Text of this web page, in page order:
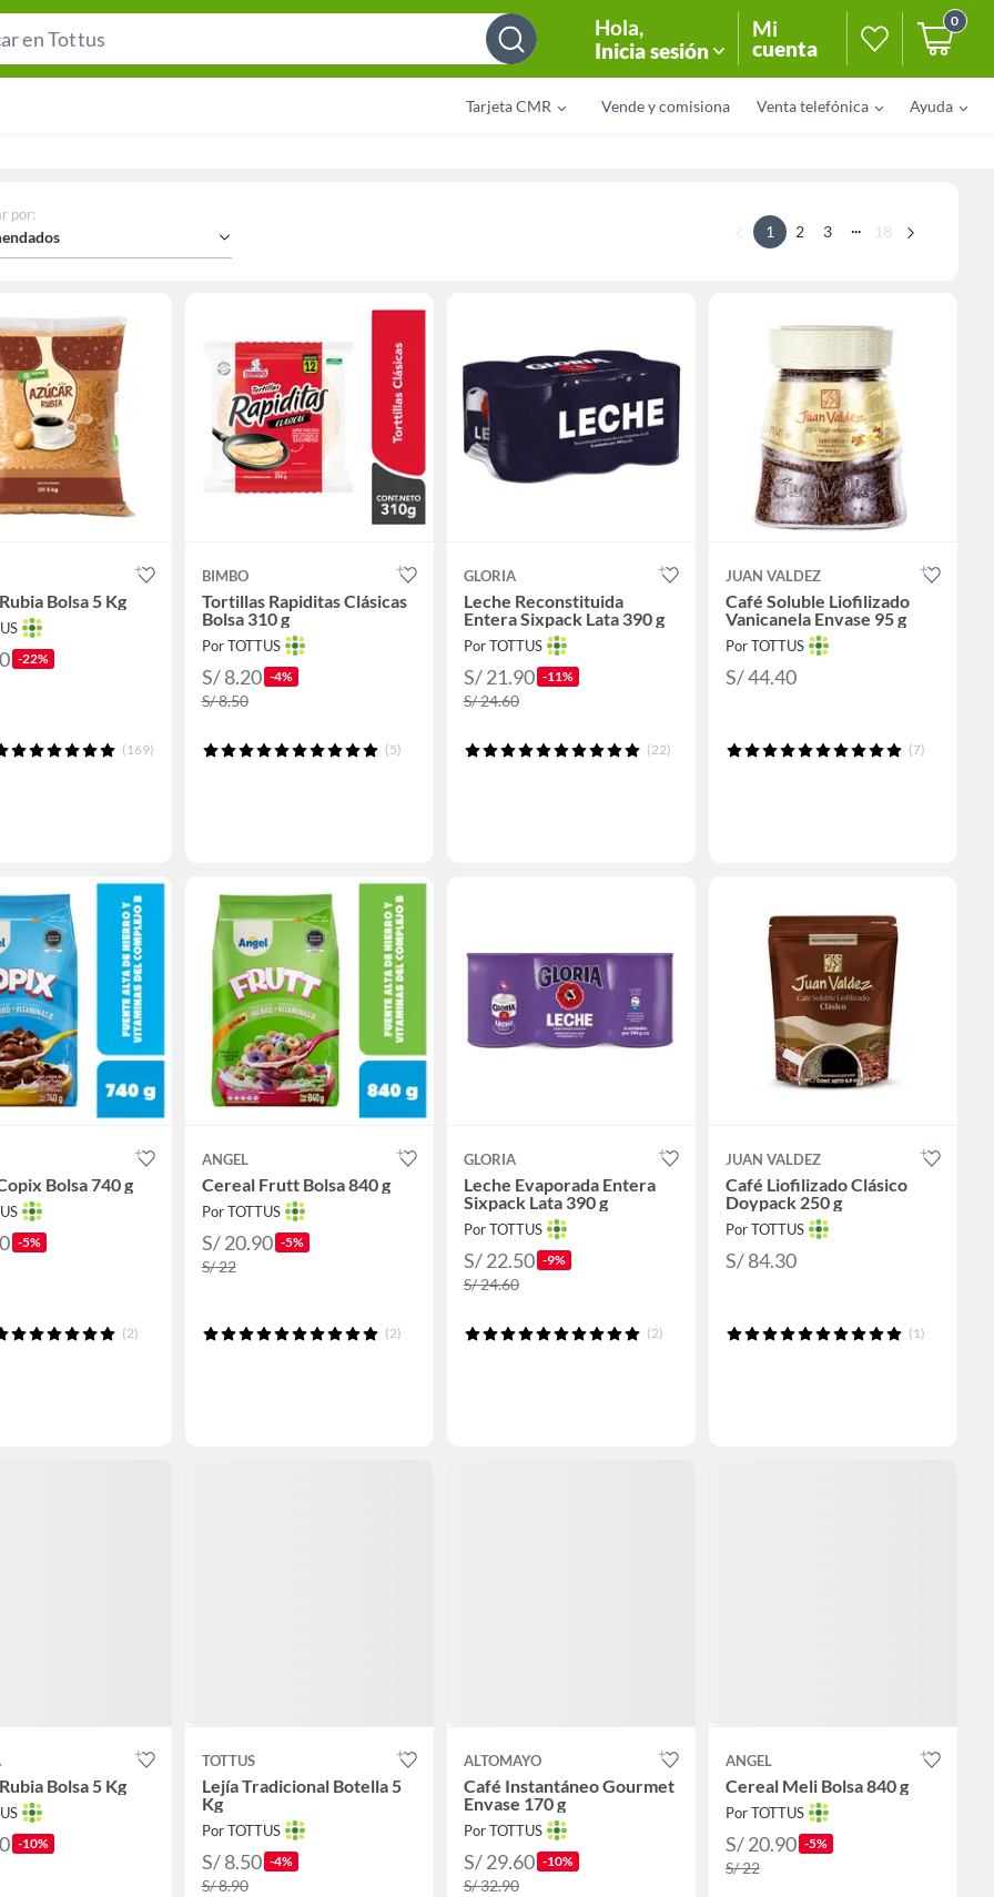
Bar
Hola,
Inicia sesión
Mi
cuenta
0
Tarjeta CMR Vende y comisiona Venta telefónica Ayuda
por:
1 2 3 ... 18
Bolsa 5 Kg
-22%
(169)
BIMBO
Tortillas Rapiditas Clásicas
Bolsa 310 g
Por TOTTUS
S/ 8.20 -4%
S/ 8.50
(5)
GLORIA
Leche Reconstituida
Entera Sixpack Lata 390 g
Por TOTTUS
S/ 21.90 -11%
S/ 24.60
(22)
JUAN VALDEZ
Café Soluble Liofilizado
Vanicanela Envase 95 g
Por TOTTUS
S/ 44.40
(7)
Bolsa 740 g
-5%
(2)
ANGEL
Cereal Frutt Bolsa 840 g
Por TOTTUS
S/ 20.90 -5%
S/ 22
(2)
GLORIA
Leche Evaporada Entera
Sixpack Lata 390 g
Por TOTTUS
S/ 22.50 -9%
S/ 24.60
(2)
JUAN VALDEZ
Café Liofilizado Clásico
Doypack 250 g
Por TOTTUS
S/ 84.30
(1)
Bolsa 5 Kg
-10%
TOTTUS
Lejía Tradicional Botella 5
Kg
Por TOTTUS
S/ 8.50 -4%
S/ 8.90
ALTOMAYO
Café Instantáneo Gourmet
Envase 170 g
Por TOTTUS
S/ 29.60 -10%
S/ 32.90
ANGEL
Cereal Meli Bolsa 840 g
Por TOTTUS
S/ 20.90 -5%
S/ 22